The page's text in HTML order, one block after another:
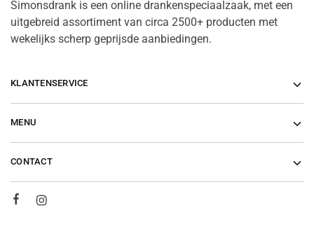
Simonsdrank is een online drankenspeciaalzaak, met een
uitgebreid assortiment van circa 2500+ producten met
wekelijks scherp geprijsde aanbiedingen.
KLANTENSERVICE
MENU
CONTACT